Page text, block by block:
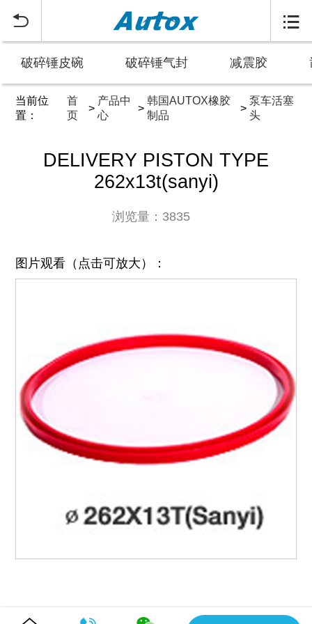
 
破碎锤皮碗 破碎锤气封 减震胶
当前位
置：
首
页
>
产品中
心
>
韩国AUTOX橡胶
制品
>
泵车活塞
头
DELIVERY PISTON TYPE
262x13t(sanyi)
浏览量：3835
图片观看（点击可放大）：